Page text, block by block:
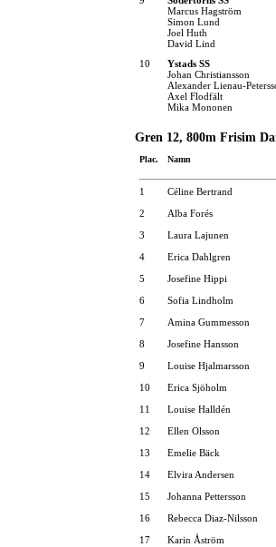
Marcus Hagström
Simon Lund
Joel Huth
David Lind
10
Ystads SS
Johan Christiansson
Alexander Lienau-
Axel Flodfält
Mika Mononen
Gren 12, 800m Frisim
Plac. Namn
1 Céline Bertrand
2
Alba Forés
3
Laura Lajunen
4
Erica Dahlgren
5
Josefine Hippi
6
Sofia Lindholm
7
Amina Gummesson
8
Josefine Hansson
9
Louise Hjalmarsson
10
Erica Sjöholm
11
Louise Halldén
12
Ellen Olsson
13
Emelie Bäck
14
Elvira Andersen
15
Johanna Pettersson
16
Rebecca Diaz-Nilsson
17
Karin Åström